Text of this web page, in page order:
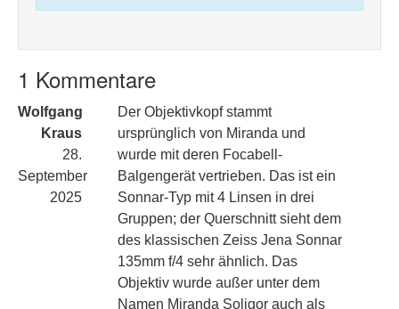
1 Kommentare
Wolfgang
Kraus
28.
September
2025
Der Objektivkopf stammt
ursprünglich von Miranda und
wurde mit deren Focabell-
Balgengerät vertrieben. Das ist ein
Sonnar-Typ mit 4 Linsen in drei
Gruppen; der Querschnitt sieht dem
des klassischen Zeiss Jena Sonnar
135mm f/4 sehr ähnlich. Das
Objektiv wurde außer unter dem
Namen Miranda Soligor auch als